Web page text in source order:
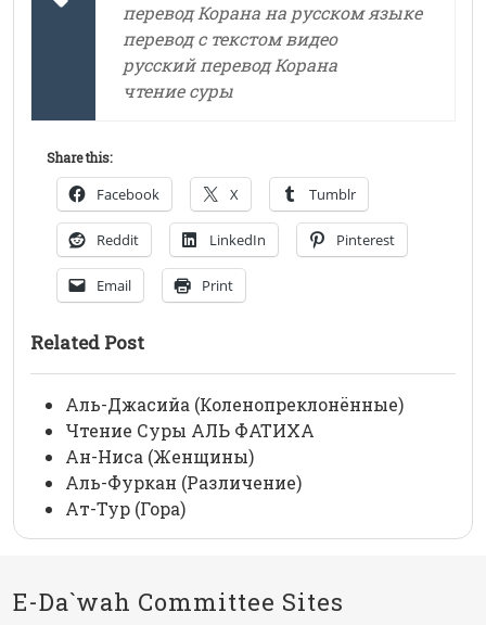
перевод Корана на русском языке
перевод с текстом видео
русский перевод Корана
чтение суры
Share this:
Facebook X Tumblr
Reddit LinkedIn Pinterest
Email Print
Related Post
Аль-Джасийа (Коленопреклонённые)
Чтение Суры АЛЬ ФАТИХА
Ан-Ниса (Женщины)
Аль-Фуркан (Различение)
Ат-Тур (Гора)
E-Da`wah Committee Sites